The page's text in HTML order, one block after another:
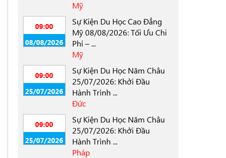
Mỹ
09:00
08/08/2026
Sự Kiện Du Học Cao Đẳng
Mỹ 08/08/2026: Tối Ưu Chi
Phí – ...
Mỹ
09:00
25/07/2026
Sự Kiện Du Học Năm Châu
25/07/2026: Khởi Đầu
Hành Trình ...
Đức
09:00
25/07/2026
Sự Kiện Du Học Năm Châu
25/07/2026: Khởi Đầu
Hành Trình ...
Pháp